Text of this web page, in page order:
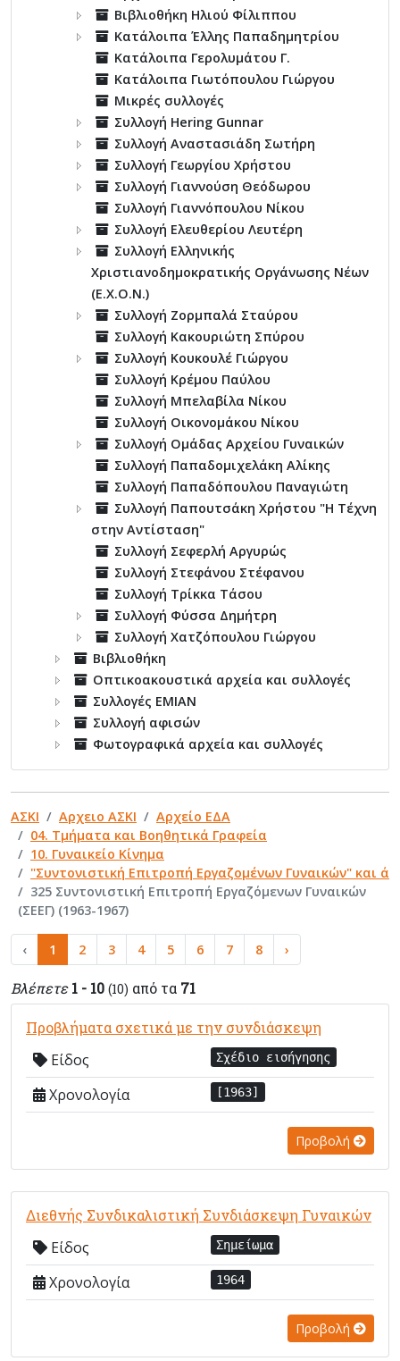
Βιβλιοθήκη Ηλιού Φίλιππου
Κατάλοιπα Έλλης Παπαδημητρίου
Κατάλοιπα Γερολυμάτου Γ.
Κατάλοιπα Γιωτόπουλου Γιώργου
Μικρές συλλογές
Συλλογή Hering Gunnar
Συλλογή Αναστασιάδη Σωτήρη
Συλλογή Γεωργίου Χρήστου
Συλλογή Γιαννούση Θεόδωρου
Συλλογή Γιαννόπουλου Νίκου
Συλλογή Ελευθερίου Λευτέρη
Συλλογή Ελληνικής
Χριστιανοδημοκρατικής Οργάνωσης Νέων
(Ε.Χ.Ο.Ν.)
Συλλογή Ζορμπαλά Σταύρου
Συλλογή Κακουριώτη Σπύρου
Συλλογή Κουκουλέ Γιώργου
Συλλογή Κρέμου Παύλου
Συλλογή Μπελαβίλα Νίκου
Συλλογή Οικονομάκου Νίκου
Συλλογή Ομάδας Αρχείου Γυναικών
Συλλογή Παπαδομιχελάκη Αλίκης
Συλλογή Παπαδόπουλου Παναγιώτη
Συλλογή Παπουτσάκη Χρήστου "Η Τέχνη
στην Αντίσταση"
Συλλογή Σεφερλή Αργυρώς
Συλλογή Στεφάνου Στέφανου
Συλλογή Τρίκκα Τάσου
Συλλογή Φύσσα Δημήτρη
Συλλογή Χατζόπουλου Γιώργου
Βιβλιοθήκη
Οπτικοακουστικά αρχεία και συλλογές
Συλλογές ΕΜΙΑΝ
Συλλογή αφισών
Φωτογραφικά αρχεία και συλλογές
ΑΣΚΙ Αρχειο ΑΣΚΙ
Αρχείο ΕΔΑ
04. Τμήματα και Βοηθητικά Γραφεία
10. Γυναικείο Κίνημα
"Συντονιστική Επιτροπή Εργαζομένων Γυναικών" και ά
325 Συντονιστική Επιτροπή Εργαζόμενων Γυναικών
(ΣΕΕΓ) (1963-1967)
‹ 1 2 3 4 5 6 7 8 ›
Βλέπετε 1 - 10 (10) από τα 71
Προβλήματα σχετικά με την συνδιάσκεψη
Είδος Σχέδιο εισήγησης
Χρονολογία [1963]
Προβολή
Διεθνής Συνδικαλιστική Συνδιάσκεψη Γυναικών
Είδος Σημείωμα
Χρονολογία 1964
Προβολή